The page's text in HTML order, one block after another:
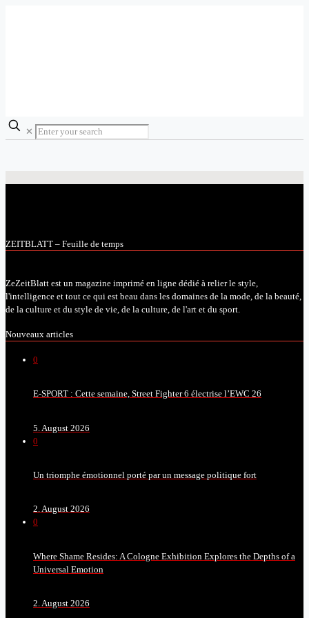
✕
ZEITBLATT – Feuille de temps
ZeZeitBlatt est un magazine imprimé en ligne dédié à relier le style,
l'intelligence et tout ce qui est beau dans les domaines de la mode, de la beauté,
de la culture et du style de vie, de la culture, de l'art et du sport.
Nouveaux articles
0
E-SPORT : Cette semaine, Street Fighter 6 électrise l’EWC 26
5. August 2026
0
Un triomphe émotionnel porté par un message politique fort
2. August 2026
0
Where Shame Resides: A Cologne Exhibition Explores the Depths of a
Universal Emotion
2. August 2026